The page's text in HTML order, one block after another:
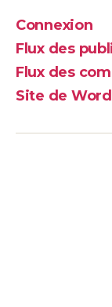
Connexion
Flux des
Flux des
Site de